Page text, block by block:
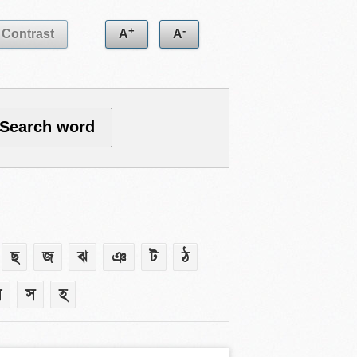
A+ A-
ছ জ ঝ ঞ ট
ঠ
স হ